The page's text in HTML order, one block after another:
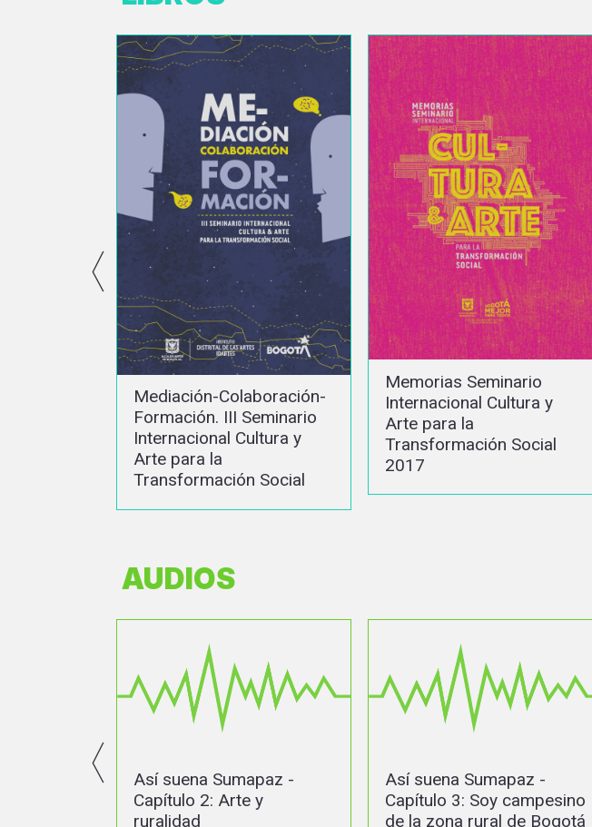
Memorias Seminario
Internacional Cultura y
Arte para la
Transformación Social
2017
Lineamientos Arte para la
Transformación Social
AUDIOS
Así suena Sumapaz -
Capítulo 3: Soy campesino
de la zona rural de Bogotá
Así suena Sumapaz -
Capítulo 4: Conectando
puentes entre el campo y